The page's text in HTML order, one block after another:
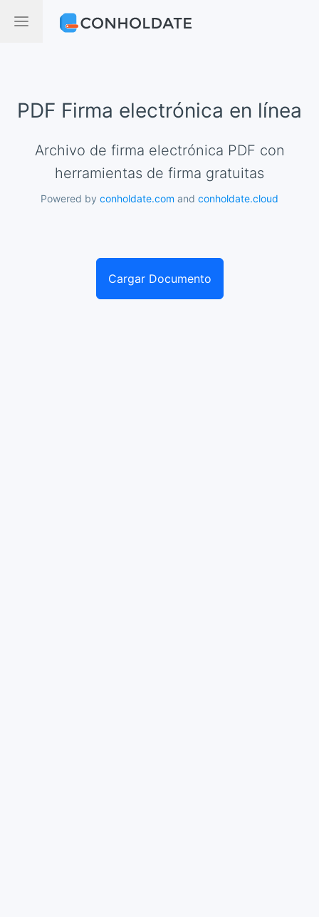
PDF Firma electrónica en línea
Archivo de firma electrónica PDF con
herramientas de firma gratuitas
Powered by conholdate.com and conholdate.cloud
Cargar Documento